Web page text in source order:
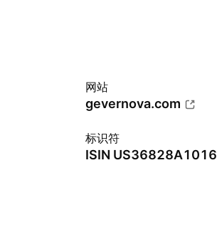
网站
gevernova.com
标识符
ISIN US36828A1016